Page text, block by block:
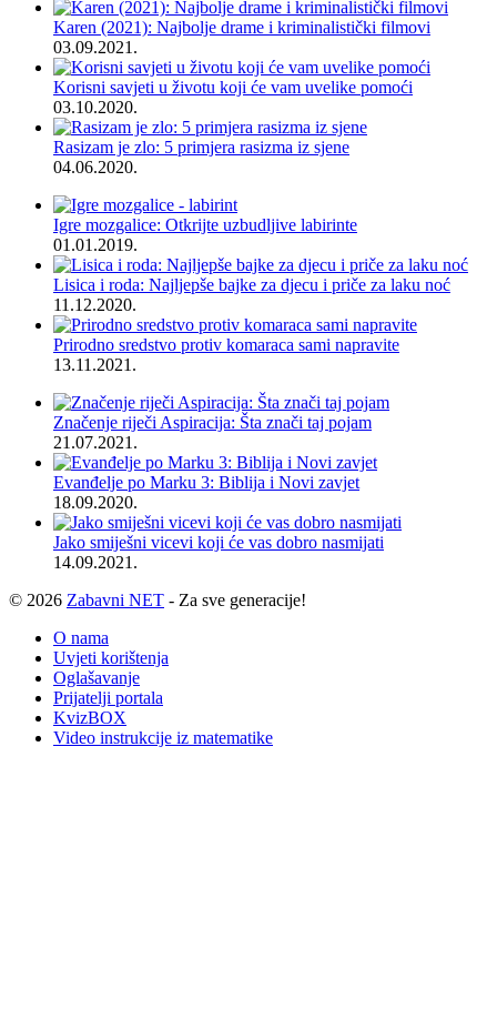
Karen (2021): Najbolje drame i kriminalistički filmovi
03.09.2021.
Korisni savjeti u životu koji će vam uvelike pomoći
03.10.2020.
Rasizam je zlo: 5 primjera rasizma iz sjene
04.06.2020.
Igre mozgalice: Otkrijte uzbudljive labirinte
01.01.2019.
Lisica i roda: Najljepše bajke za djecu i priče za laku noć
11.12.2020.
Prirodno sredstvo protiv komaraca sami napravite
13.11.2021.
Značenje riječi Aspiracija: Šta znači taj pojam
21.07.2021.
Evanđelje po Marku 3: Biblija i Novi zavjet
18.09.2020.
Jako smiješni vicevi koji će vas dobro nasmijati
14.09.2021.
© 2026 Zabavni NET - Za sve generacije!
O nama
Uvjeti korištenja
Oglašavanje
Prijatelji portala
KvizBOX
Video instrukcije iz matematike